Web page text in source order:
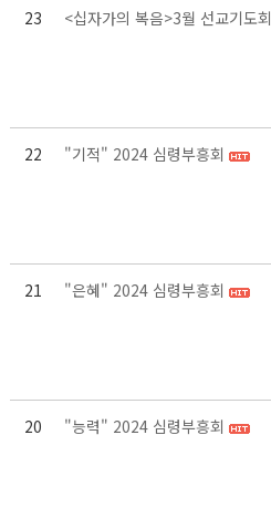
23 <십자가의 복음>3월 선교기도회
22 "기적" 2024 심령부흥회
21 "은혜" 2024 심령부흥회
20 "능력" 2024 심령부흥회